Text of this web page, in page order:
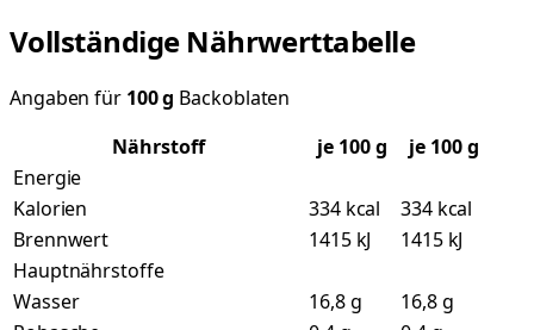
Vollständige Nährwerttabelle
Angaben für 100g Backoblaten
Nährstoff
je 100g
je 100 g
Energie
Kalorien
334 kcal
334 kcal
Brennwert
1415 kJ
1415 kJ
Hauptnährstoffe
Wasser
16,8 g
16,8 g